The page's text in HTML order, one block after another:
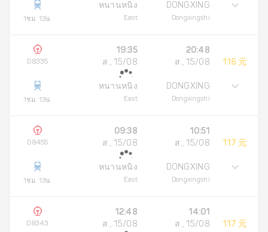
1ชม. 13น.
หนานหนิง
East
DONGXING
Dongxingshi
D8335
1ชม. 13น.
19:35
ส., 15/08
หนานหนิง
East
20:48
ส., 15/08
DONGXING
Dongxingshi
116 元
D8455
1ชม. 13น.
09:38
ส., 15/08
หนานหนิง
East
10:51
ส., 15/08
DONGXING
Dongxingshi
117 元
D8343
12:48
ส., 15/08
14:01
ส., 15/08
117 元